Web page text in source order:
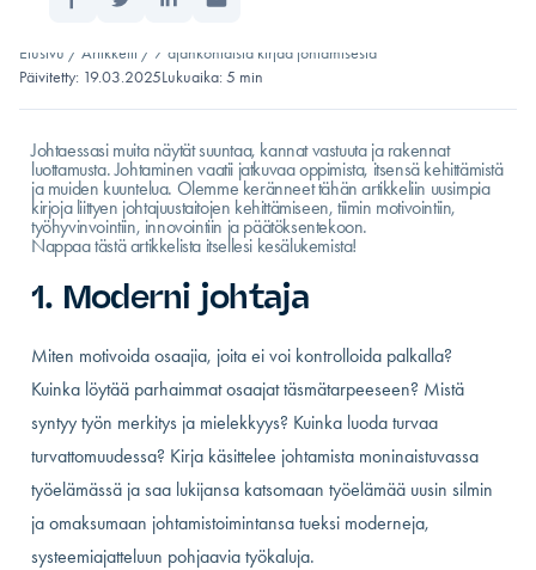
Etusivu / Artikkelit / 7 ajankohtaista kirjaa johtamisesta
Päivitetty: 19.03.2025Lukuaika: 5 min
Johtaessasi muita näytät suuntaa, kannat vastuuta ja rakennat
luottamusta. Johtaminen vaatii jatkuvaa oppimista, itsensä kehittämistä
ja muiden kuuntelua. Olemme keränneet tähän artikkeliin uusimpia
kirjoja liittyen johtajuustaitojen kehittämiseen, tiimin motivointiin,
työhyvinvointiin, innovointiin ja päätöksentekoon.
Nappaa tästä artikkelista itsellesi kesälukemista!
1. Moderni johtaja
Miten motivoida osaajia, joita ei voi kontrolloida palkalla?
Kuinka löytää parhaimmat osaajat täsmätarpeeseen? Mistä
syntyy työn merkitys ja mielekkyys? Kuinka luoda turvaa
turvattomuudessa? Kirja käsittelee johtamista moninaistuvassa
työelämässä ja saa lukijansa katsomaan työelämää uusin silmin
ja omaksumaan johtamistoimintansa tueksi moderneja,
systeemiajatteluun pohjaavia työkaluja.